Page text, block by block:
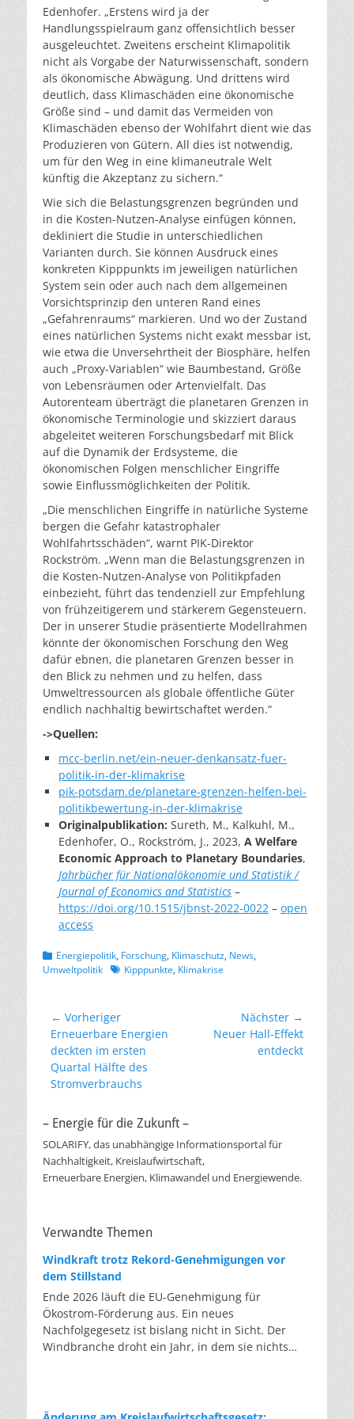
Edenhofer. „Erstens wird ja der
Handlungsspielraum ganz offensichtlich besser
ausgeleuchtet. Zweitens erscheint Klimapolitik
nicht als Vorgabe der Naturwissenschaft, sondern
als ökonomische Abwägung. Und drittens wird
deutlich, dass Klimaschäden eine ökonomische
Größe sind – und damit das Vermeiden von
Klimaschäden ebenso der Wohlfahrt dient wie das
Produzieren von Gütern. All dies ist notwendig,
um für den Weg in eine klimaneutrale Welt
künftig die Akzeptanz zu sichern.“
Wie sich die Belastungsgrenzen begründen und
in die Kosten-Nutzen-Analyse einfügen können,
dekliniert die Studie in unterschiedlichen
Varianten durch. Sie können Ausdruck eines
konkreten Kipppunkts im jeweiligen natürlichen
System sein oder auch nach dem allgemeinen
Vorsichtsprinzip den unteren Rand eines
„Gefahrenraums“ markieren. Und wo der Zustand
eines natürlichen Systems nicht exakt messbar ist,
wie etwa die Unversehrtheit der Biosphäre, helfen
auch „Proxy-Variablen“ wie Baumbestand, Größe
von Lebensräumen oder Artenvielfalt. Das
Autorenteam überträgt die planetaren Grenzen in
ökonomische Terminologie und skizziert daraus
abgeleitet weiteren Forschungsbedarf mit Blick
auf die Dynamik der Erdsysteme, die
ökonomischen Folgen menschlicher Eingriffe
sowie Einflussmöglichkeiten der Politik.
„Die menschlichen Eingriffe in natürliche Systeme
bergen die Gefahr katastrophaler
Wohlfahrtsschäden“, warnt PIK-Direktor
Rockström. „Wenn man die Belastungsgrenzen in
die Kosten-Nutzen-Analyse von Politikpfaden
einbezieht, führt das tendenziell zur Empfehlung
von frühzeitigerem und stärkerem Gegensteuern.
Der in unserer Studie präsentierte Modellrahmen
könnte der ökonomischen Forschung den Weg
dafür ebnen, die planetaren Grenzen besser in
den Blick zu nehmen und zu helfen, dass
Umweltressourcen als globale öffentliche Güter
endlich nachhaltig bewirtschaftet werden.“
->Quellen:
mcc-berlin.net/ein-neuer-denkansatz-fuer-
politik-in-der-klimakrise
pik-potsdam.de/planetare-grenzen-helfen-bei-
politikbewertung-in-der-klimakrise
Originalpublikation: Sureth, M., Kalkuhl, M.,
Edenhofer, O., Rockström, J., 2023, A Welfare
Economic Approach to Planetary Boundaries,
Jahrbücher für Nationalökonomie und Statistik /
Journal of Economics and Statistics –
https://doi.org/10.1515/jbnst-2022-0022 – open
access
Kategorien
Energiepolitik, Forschung, Klimaschutz, News,
Umweltpolitik Schlagworte
Kipppunkte, Klimakrise
Beitragsnavigation
← Vorheriger
Vorheriger
Beitrag:
Erneuerbare Energien
deckten im ersten
Quartal Hälfte des
Stromverbrauchs
Nächster →
NächsterNeuer Hall-Effekt
entdeckt
– Energie für die Zukunft –
SOLARIFY, das unabhängige Informationsportal für
Nachhaltigkeit, Kreislaufwirtschaft,
Erneuerbare Energien, Klimawandel und Energiewende.
Verwandte Themen
Windkraft trotz Rekord-Genehmigungen vor
dem Stillstand
Ende 2026 läuft die EU-Genehmigung für
Ökostrom-Förderung aus. Ein neues
Nachfolgegesetz ist bislang nicht in Sicht. Der
Windbranche droht ein Jahr, in dem sie nichts
die Verfahren laufen heute deutlich schneller. Die